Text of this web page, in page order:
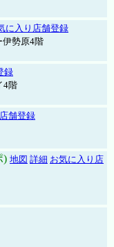
に入り店舗登録
勢原4階
録
4階
舗登録
) 地図 詳細 お気に入り店